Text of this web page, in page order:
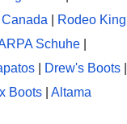
Rodeo King
Schuhe
Drew's Boots
Boots
Altama